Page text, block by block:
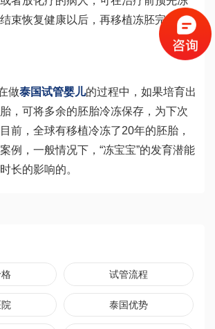
束恢复健康以后，再移植冻胚完成生
做泰国试管婴儿的过程中，如果培育出
，可将多余的胚胎冷冻保存，为下次
前，全球有移植冷冻了20年的胚胎，
例，一般情况下，“冻宝宝”的发育潜能
长的影响的。
试管流程
泰国优势